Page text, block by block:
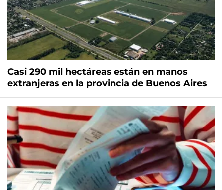
Casi 290 mil hectáreas están en manos
extranjeras en la provincia de Buenos Aires